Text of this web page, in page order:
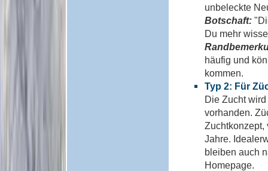
unbeleckte
Botschaft:
Du mehr
häufig und
kommen.
Typ 2: Für
Die Zucht
vorhanden.
Zuchtkonzept,
Jahre.
bleiben auch
Homepage.